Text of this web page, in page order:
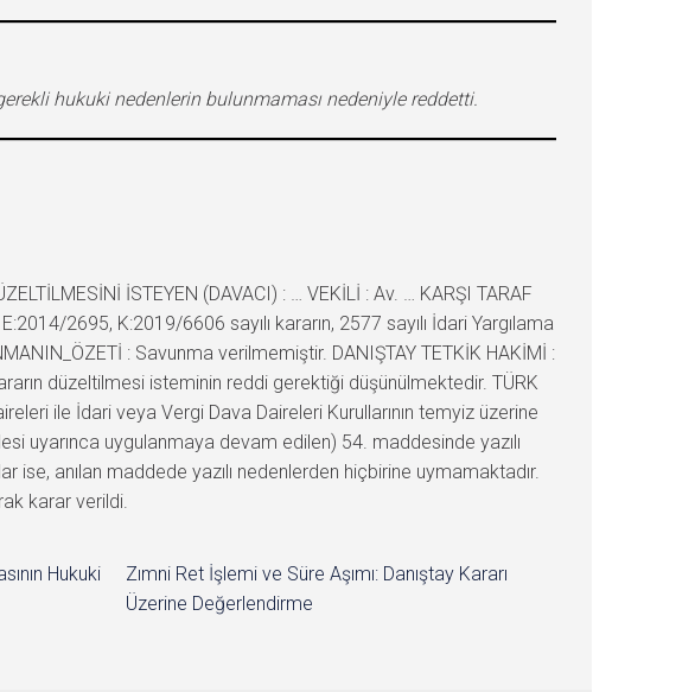
hukuki nedenlerin bulunmaması nedeniyle reddetti.
İSTEYEN (DAVACI) : … VEKİLİ : Av. … KARŞI TARAF
2695, K:2019/6606 sayılı kararın, 2577 sayılı İdari Yargılama
: Savunma verilmemiştir. DANIŞTAY TETKİK HAKİMİ :
düzeltilmesi isteminin reddi gerektiği düşünülmektedir. TÜRK
ile İdari veya Vergi Dava Daireleri Kurullarının temyiz üzerine
uyarınca uygulanmaya devam edilen) 54. maddesinde yazılı
anılan maddede yazılı nedenlerden hiçbirine uymamaktadır.
karar verildi.
Hukuki
Zımni Ret İşlemi ve Süre Aşımı: Danıştay Kararı
Üzerine Değerlendirme